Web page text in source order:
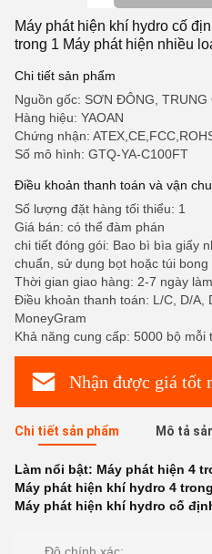
Máy phát hiện khí hydro cố
trong 1 Máy phát hiện nhiều
Chi tiết sản phẩm
Nguồn gốc: SƠN ĐÔNG, TRUNG
Hàng hiệu: YAOAN
Chứng nhận:
Số mô hình: GTQ-YA-C100FT
Điều khoản thanh toán và vận
Số lượng đặt hàng tối thiểu: 1
Giá bán: có thể đàm phán
chi tiết đóng gói: Bao bì bìa giấy
chuẩn, sử dụng bọt hoặc túi
Thời gian giao hàng: 2-7 ngày
Điều khoản thanh toán: L/C, D/A,
MoneyGram
Khả năng cung cấp: 5000 bộ mỗi
Nhận được giá tốt
Chi tiết sản phẩm Mô tả
Làm nổi bật: Máy phát hiện 4
Máy phát hiện khí hydro 4
Máy phát hiện khí hydro cố